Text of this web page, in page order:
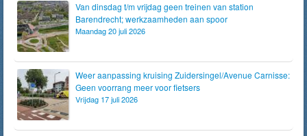
Van dinsdag t/m vrijdag geen treinen van station
Barendrecht; werkzaamheden aan spoor
Maandag 20 juli 2026
Weer aanpassing kruising Zuidersingel/Avenue Carnisse:
Geen voorrang meer voor fietsers
Vrijdag 17 juli 2026